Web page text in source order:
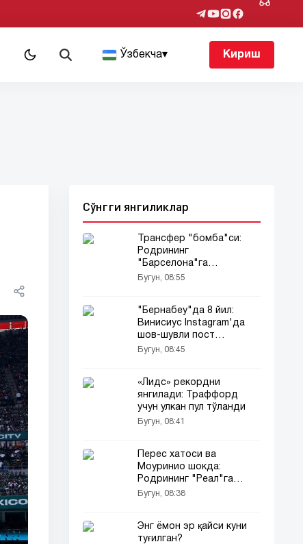
Ўзбекча▾ Кириш
Сўнгги янгиликлар
Трансфер "бомба"си:
Родрининг
"Барселона"га
трансфери
Бугун, 08:55
"Бернабеу"да 8 йил:
Винисиус Instagram'да
шов-шувли пост
қолдирди...
Бугун, 08:45
«Лидс» рекордни
янгилади: Траффорд
учун улкан пул тўланди
Бугун, 08:41
Перес хатоси ва
Моуринио шокда:
Родрининг "Реал"га
ўтиши нега барбод
Бугун, 08:38
Энг ёмон эр қайси куни
туғилган?